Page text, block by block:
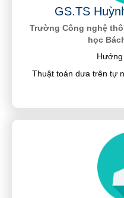
GS.TS
Trường Công nghệ
học
Thuật toán dưa trên tự